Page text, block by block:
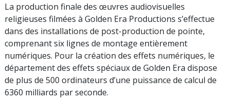
La production finale des œuvres audiovisuelles
religieuses filmées à Golden Era Productions s’effectue
dans des installations de post-production de pointe,
comprenant six lignes de montage entièrement
numériques. Pour la création des effets numériques, le
département des effets spéciaux de Golden Era dispose
de plus de 500 ordinateurs d’une puissance de calcul de
6360 milliards par seconde.